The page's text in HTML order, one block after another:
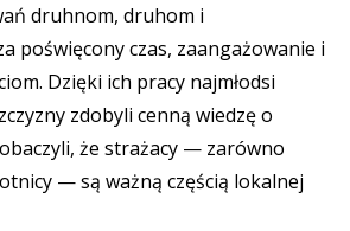
druhnom, druhom i
poświęcony czas, zaangażowanie i
Dzięki ich pracy najmłodsi
zdobyli cenną wiedzę o
że strażacy — zarówno
— są ważną częścią lokalnej